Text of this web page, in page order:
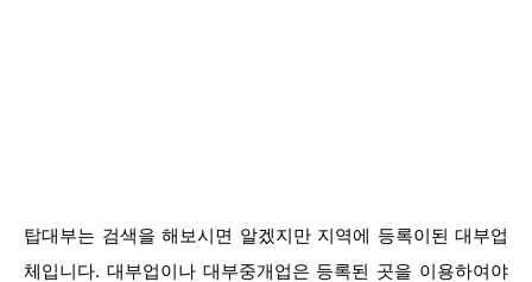
탑대부는 검색을 해보시면 알겠지만 지역에 등록이된 대부업
체입니다. 대부업이나 대부중개업은 등록된 곳을 이용하여야